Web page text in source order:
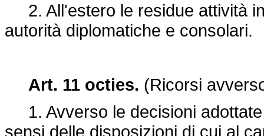
2. All'estero le residue attività
autorità diplomatiche e consolari.
Art. 11 octies. (Ricorsi
1. Avverso le decisioni
sensi delle disposizioni di cui al